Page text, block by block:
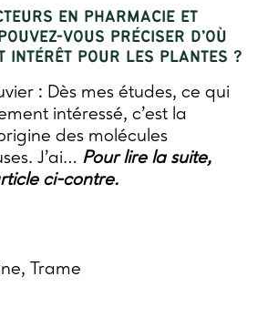
EN PHARMACIE ET
VOUS PRÉCISER D’OÙ
INTÉRÊT POUR LES PLANTES ?
: Dès mes études, ce qui
intéressé, c’est la
des molécules
J’ai… Pour lire la suite,
ci-contre.
Trame